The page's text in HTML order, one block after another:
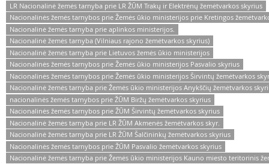
LR Nacionalinė žemės tarnyba prie LR ŽŪM Trakų ir Elektrėnų žemėtvarkos skyrius
Nacionalinės žemės tarnybos prie Žemės ūkio ministerijos prie Kretingos
Nacionalinė žemės tarnyba prie aplinkos ministerijos.
Nacionalinė žemės tarnyba (Vilniaus rajono žemėtvarkos skyrius)
Nacionalinė žemės tarnyba prie Lietuvos žemės ūkio ministerijos
Nacionalinės žemės tarnybos prie Žemės ūkio ministerijos Pasvalio skyrius
Nacionalinės žemės tarnybos prie Žemės ūkio ministerijos Širvintų žemėtvarkos
Nacionalinė žemės tarnyba prie Žemės ūkio ministerijos Anykščių žemėtvarkos
nacionalinės žemės tarnybos prie ŽŪM Biržų žemėtvarkos skyrius
Nacionalinės žemės tarnybos prie ŽŪM Širvintų žemėtvarkos skyrius
Nacionalinė žemės tarnyba prie LR ŽŪM Akmenės žemėtvarkos skyr.
Nacionalinė žemės tarnyba prie LR ŽŪM Šalčininkų žemėtvarkos skyrius
Nacionalinės žemės tarnybos prie ŽŪM Pasvalio žemėtvarkos skyrius
Nacionalinė žemės tarnyba prie Žemės ūkio ministerijos Kauno miesto teritorinis